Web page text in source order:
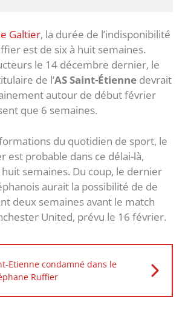
Galtier, la durée de l’indisponibilité
est de six à huit semaines.
le 14 décembre dernier, le
de l’AS Saint-Étienne devrait
autour de début février
que 6 semaines.
du quotidien de sport, le
est probable dans ce délai-là,
semaines. Du coup, le dernier
aurait la possibilité de de
deux semaines avant le match
United, prévu le 16 février.
Etienne condamné dans le
Ruffier